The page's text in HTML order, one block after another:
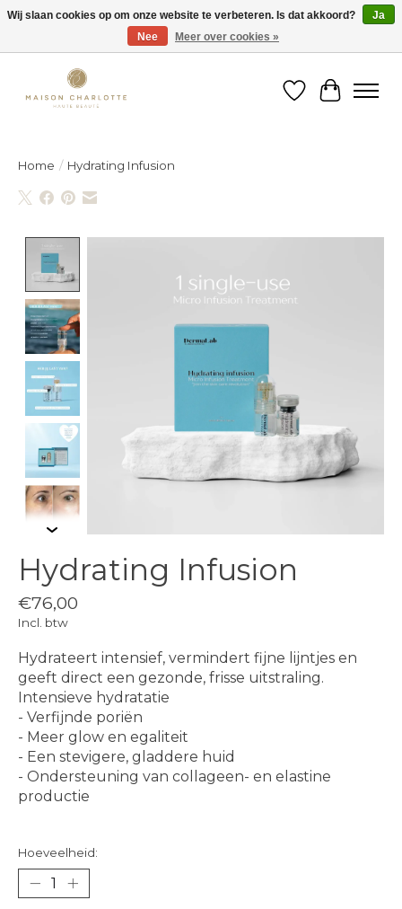
Gratis verzending binnen België vanaf €150
Verlanglijst
Home / Hydrating Infusion
Hydrating Infusion
€76,00
Incl. btw
Hydrateert intensief, vermindert fijne lijntjes en
geeft direct een gezonde, frisse uitstraling.
Intensieve hydratatie
- Verfijnde poriën
- Meer glow en egaliteit
- Een stevigere, gladdere huid
- Ondersteuning van collageen- en elastine
productie
Hoeveelheid:
Wij slaan cookies op om onze website te verbeteren. Is dat akkoord?
Ja
Nee
Meer over cookies »